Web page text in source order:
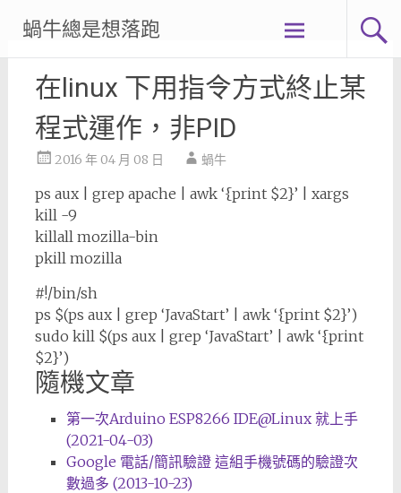
content
蝸牛總是想落跑
在linux 下用指令方式終止某
程式運作，非PID
2016 年 04 月 08 日 蝸牛
ps aux | grep apache | awk ‘{print $2}’ | xargs
kill -9
killall mozilla-bin
pkill mozilla
#!/bin/sh
ps $(ps aux | grep ‘JavaStart’ | awk ‘{print $2}’)
sudo kill $(ps aux | grep ‘JavaStart’ | awk ‘{print
$2}’)
隨機文章
第一次Arduino ESP8266 IDE@Linux 就上手
(2021-04-03)
Google 電話/簡訊驗證 這組手機號碼的驗證次
數過多 (2013-10-23)